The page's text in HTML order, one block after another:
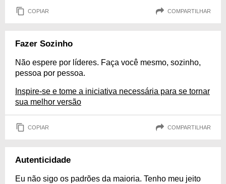
COPIAR COMPARTILHAR
Fazer Sozinho
Não espere por líderes. Faça você mesmo, sozinho,
pessoa por pessoa.
Inspire-se e tome a iniciativa necessária para se tornar
sua melhor versão
COPIAR COMPARTILHAR
Autenticidade
Eu não sigo os padrões da maioria. Tenho meu jeito